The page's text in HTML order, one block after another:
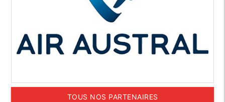
TOUS NOS PARTENAIRES